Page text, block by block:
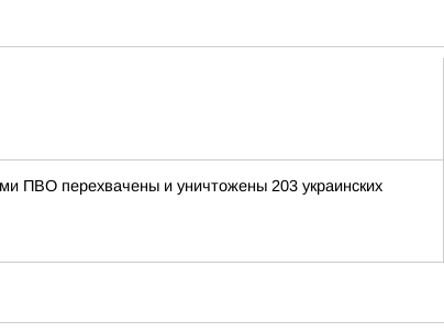
ПВО перехвачены и уничтожены 203 украинских